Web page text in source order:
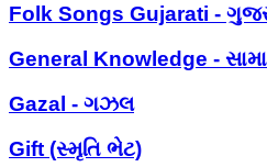
Folk Songs Gujarati -
General Knowledge -
Gazal - ગઝલ
Gift (સ્મૃતિ ભેટ)